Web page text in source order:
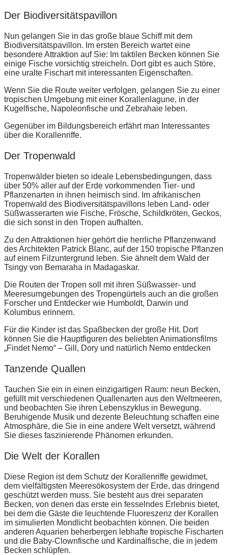
Der Biodiversitätspavillon
Nun gelangen Sie in das große blaue Schiff mit dem
Biodiversitätspavillon. Im ersten Bereich wartet eine
besondere Attraktion auf Sie: Im taktilen Becken können Sie
einige Fische vorsichtig streicheln. Dort gibt es auch Störe,
eine uralte Fischart mit interessanten Eigenschaften.
Wenn Sie die Route weiter verfolgen, gelangen Sie zu einer
tropischen Umgebung mit einer Korallenlagune, in der
Kugelfische, Napoleonfische und Zebrahaie leben.
Gegenüber im Bildungsbereich erfährt man Interessantes
über die Korallenriffe.
Der Tropenwald
Tropenwälder bieten so ideale Lebensbedingungen, dass
über 50% aller auf der Erde vorkommenden Tier- und
Pflanzenarten in ihnen heimisch sind. Im afrikanischen
Tropenwald des Biodiversitätspavillons leben Land- oder
Süßwasserarten wie Fische, Frösche, Schildkröten, Geckos,
die sich sonst in den Tropen aufhalten.
Zu den Attraktionen hier gehört die herrliche Pflanzenwand
des Architekten Patrick Blanc, auf der 150 tropische Pflanzen
auf einem Filzuntergrund leben. Sie ähnelt dem Wald der
Tsingy von Bemaraha in Madagaskar.
Die Routen der Tropen soll mit ihren Süßwasser- und
Meeresumgebungen des Tropengürtels auch an die großen
Forscher und Entdecker wie Humboldt, Darwin und
Kolumbus erinnern.
Für die Kinder ist das Spaßbecken der große Hit. Dort
können Sie die Hauptfiguren des beliebten Animationsfilms
„Findet Nemo“ – Gill, Dory und natürlich Nemo entdecken
Tanzende Quallen
Tauchen Sie ein in einen einzigartigen Raum: neun Becken,
gefüllt mit verschiedenen Quallenarten aus den Weltmeeren,
und beobachten Sie ihren Lebenszyklus in Bewegung.
Beruhigende Musik und dezente Beleuchtung schaffen eine
Atmosphäre, die Sie in eine andere Welt versetzt, während
Sie dieses faszinierende Phänomen erkunden.
Die Welt der Korallen
Diese Region ist dem Schutz der Korallenriffe gewidmet,
dem vielfältigsten Meeresökosystem der Erde, das dringend
geschützt werden muss. Sie besteht aus drei separaten
Becken, von denen das erste ein fesselndes Erlebnis bietet,
bei dem die Gäste die leuchtende Fluoreszenz der Korallen
im simulierten Mondlicht beobachten können. Die beiden
anderen Aquarien beherbergen lebhafte tropische Fischarten
und die Baby-Clownfische und Kardinalfische, die in jedem
Becken schlüpfen.